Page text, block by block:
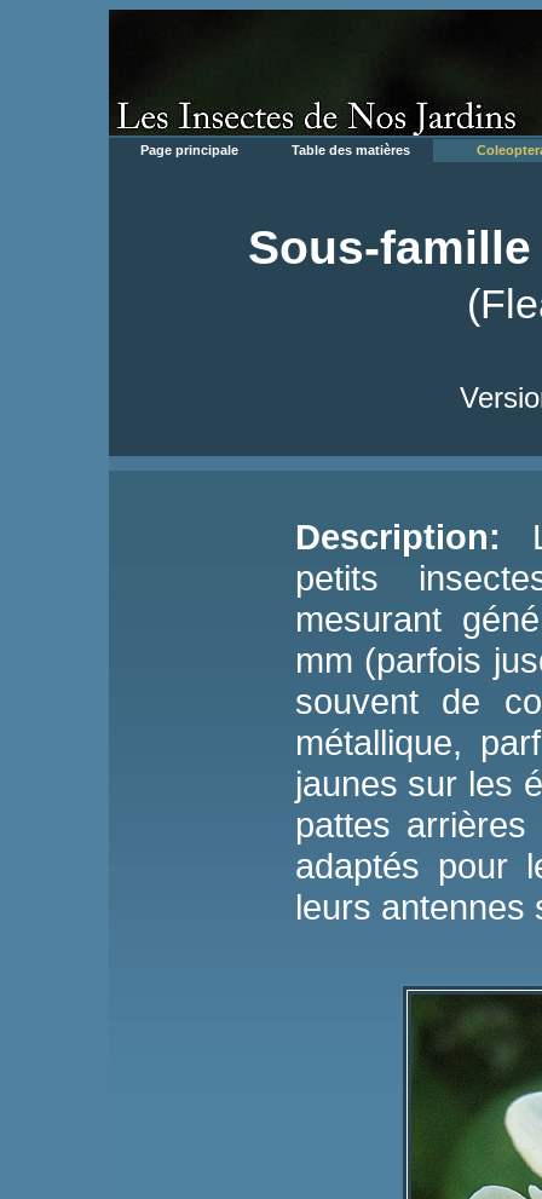
Page principale Table des matières
Sous-
Description:
petits
mesurant
mm (parfois
souvent de
métallique,
jaunes sur les
pattes
adaptés pour
leurs antennes